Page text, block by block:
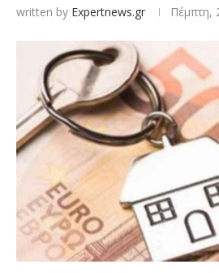
written by Expertnews.gr Πέμπτη,